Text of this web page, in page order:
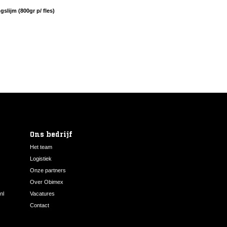
(800gr p/ fles)
Ons bedrijf
Het team
Logistiek
Onze partners
Over Obimex
Vacatures
Contact